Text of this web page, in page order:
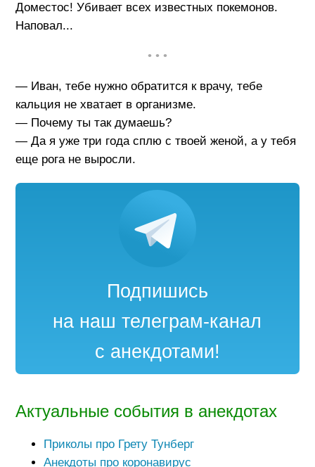
Доместос! Убивает всех известных покемонов.
Hаповал...
• • •
— Иван, тебе нужно обратится к врачу, тебе
кальция не хватает в организме.
— Почему ты так думаешь?
— Да я уже три года сплю с твоей женой, а у тебя
еще рога не выросли.
Подпишись
на наш телеграм-канал
с анекдотами!
Актуальные события в анекдотах
Приколы про Грету Тунберг
Анекдоты про коронавирус